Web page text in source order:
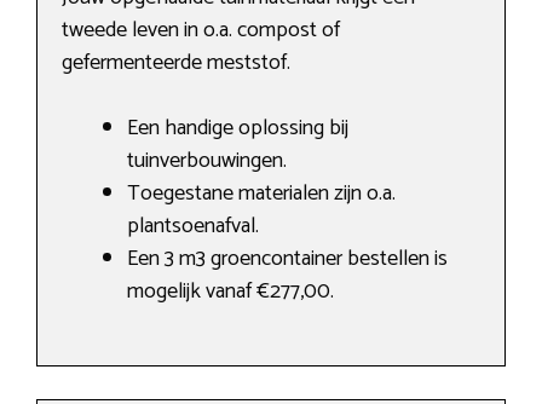
tweede leven in o.a. compost of
gefermenteerde meststof.
Een handige oplossing bij
tuinverbouwingen.
Toegestane materialen zijn o.a.
plantsoenafval.
Een 3 m3 groencontainer bestellen is
mogelijk vanaf €277,00.